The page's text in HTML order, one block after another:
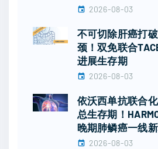
2026-08-03
不可切除肝癌打
颈！双免联合
进展生存期
2026-08-03
依沃西单抗联合
总生存期！
晚期肺鳞癌一线
2026-08-03